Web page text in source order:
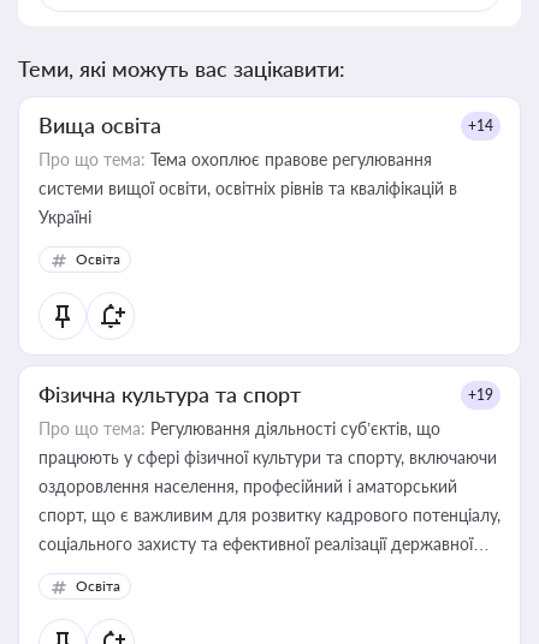
Теми, які можуть вас зацікавити:
Вища освіта +14
Про що тема: Тема охоплює правове регулювання
системи вищої освіти, освітніх рівнів та кваліфікацій в
Україні
Освіта
Фізична культура та спорт +19
Про що тема: Регулювання діяльності суб’єктів, що
працюють у сфері фізичної культури та спорту, включаючи
оздоровлення населення, професійний і аматорський
спорт, що є важливим для розвитку кадрового потенціалу,
соціального захисту та ефективної реалізації державної
політики у цій галузі
Освіта